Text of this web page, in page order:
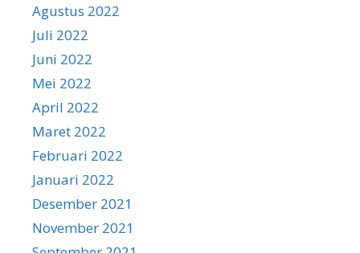
Agustus 2022
Juli 2022
Juni 2022
Mei 2022
April 2022
Maret 2022
Februari 2022
Januari 2022
Desember 2021
November 2021